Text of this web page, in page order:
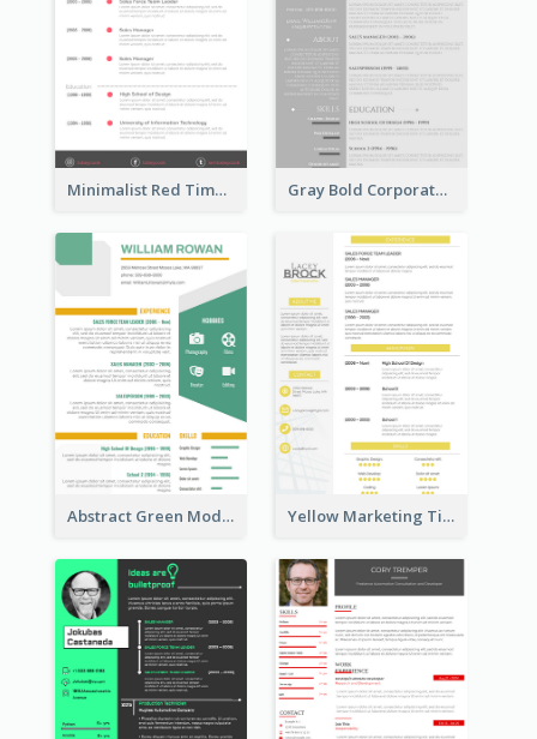
Minimalist Red Timeline Sales Marketing Resume Gray Bold Corporate Resume
Abstract Green Modern Resume Yellow Marketing Timeline Consultant Resume